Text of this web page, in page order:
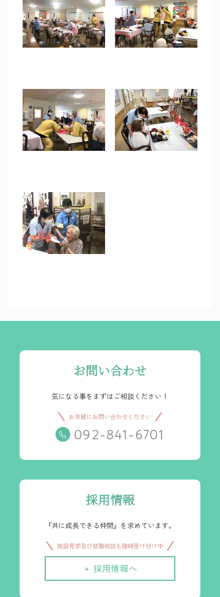
お問い合わせ
気になる事をまずはご相談ください！
お気軽にお問い合わせください
092-841-6701
採用情報
『共に成長できる仲間』を求めています。
施設見学及び就職相談も随時受け付け中
採用情報へ